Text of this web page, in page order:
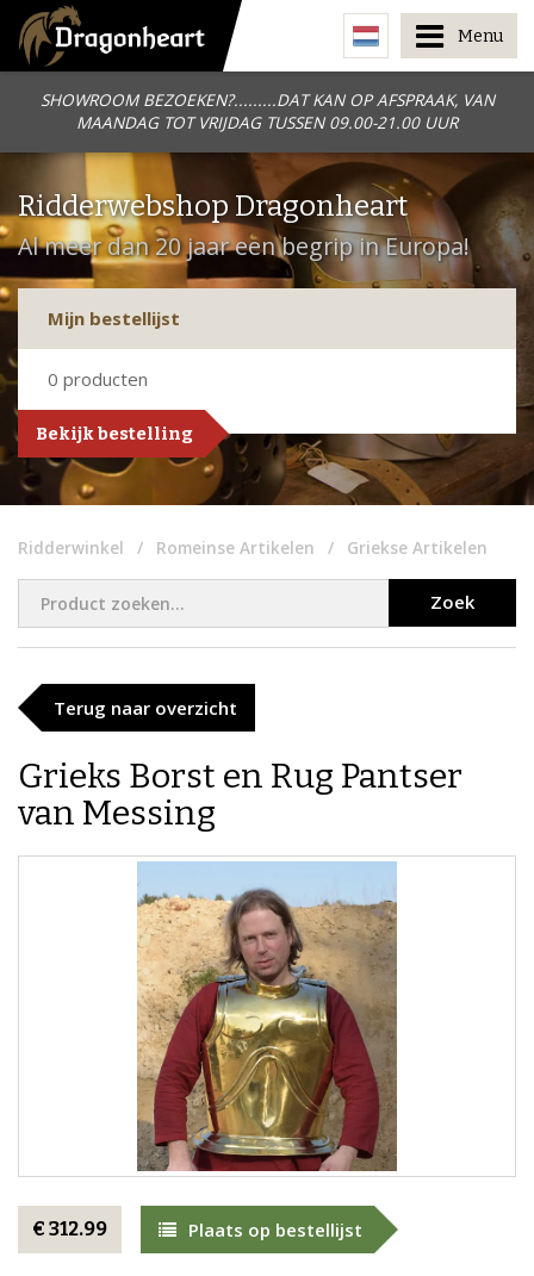
SHOWROOM BEZOEKEN?.........DAT KAN OP AFSPRAAK, VAN
MAANDAG TOT VRIJDAG TUSSEN 09.00-21.00 UUR
Menu
Ridderwebshop Dragonheart
Al meer dan 20 jaar een begrip in Europa!
Mijn bestellijst
0 producten
Bekijk bestelling
Ridderwinkel Romeinse Artikelen Griekse Artikelen
Zoek
Terug naar overzicht
Grieks Borst en Rug Pantser
van Messing
€ 312.99 Plaats op bestellijst